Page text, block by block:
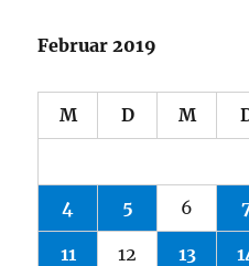
Februar 2019
M D M
4 5 6
11 12 13